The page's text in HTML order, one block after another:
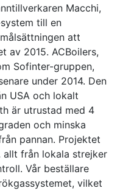
Macchi,
till en
att
av 2015. ACBoilers,
Sofinter-gruppen,
under 2014. Den
USA och lokalt
är utrustad med 4
och minska
pannan. Projektet
allt från lokala strejker
Vår beställare
vilket